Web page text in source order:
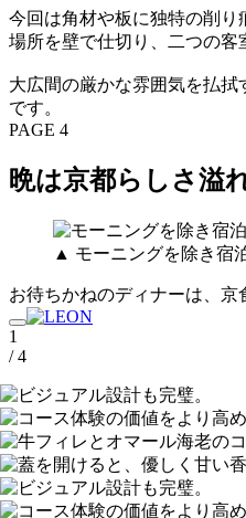
今回は角材や板に独特の削
場所を壁で仕切り、二つの客
大広間の厳かな雰囲気を払
です。
PAGE 4
晩は京都らしさ溢
▲ モーニングを除き宿
お待ちかねのディナーは、京
1
/ 4